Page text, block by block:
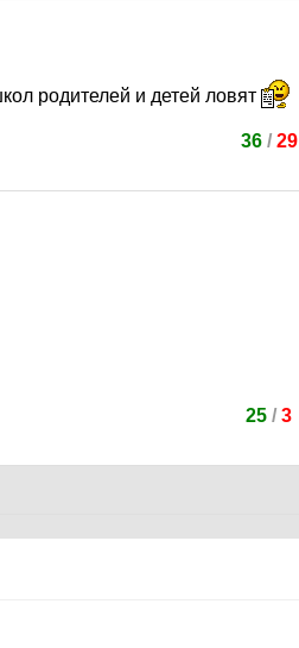
родителей и детей ловят
36/ 29
25 / 3